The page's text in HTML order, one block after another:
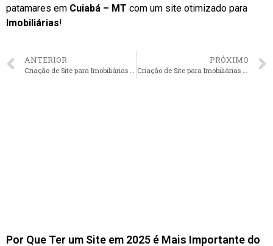
patamares em Cuiabá – MT com um site otimizado para
Imobiliárias!
ANTERIOR
Criação de Site para Imobiliárias em Campo Grande – MS faça seu orçamento
PRÓXIMO
Criação de Site para Imobiliárias em Natal – RN faça seu orçamento
Por Que Ter um Site em 2025 é Mais Importante do